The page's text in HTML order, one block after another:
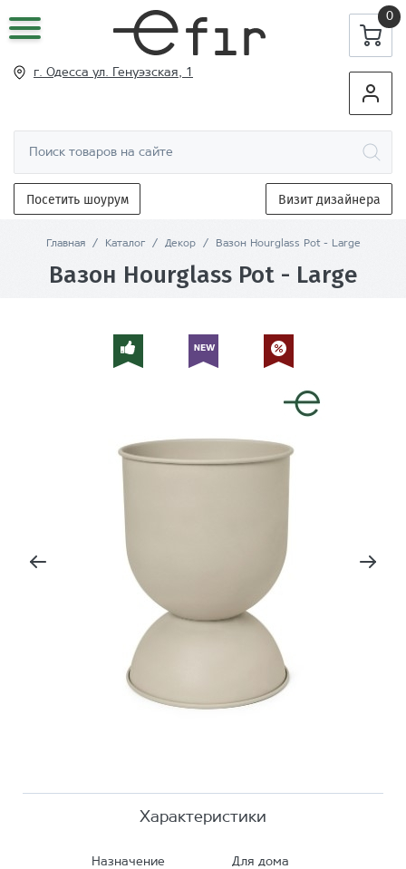
0
г. Одесса ул. Генуэзская, 1
Посетить шоурум Визит дизайнера
Главная / Каталог / Декор / Вазон Hourglass Pot - Large
Вазон Hourglass Pot - Large
Характеристики
Назначение Для дома